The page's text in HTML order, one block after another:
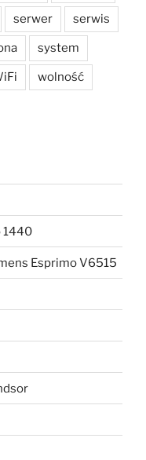
serwer serwis
system
wolność
1440
Esprimo V6515